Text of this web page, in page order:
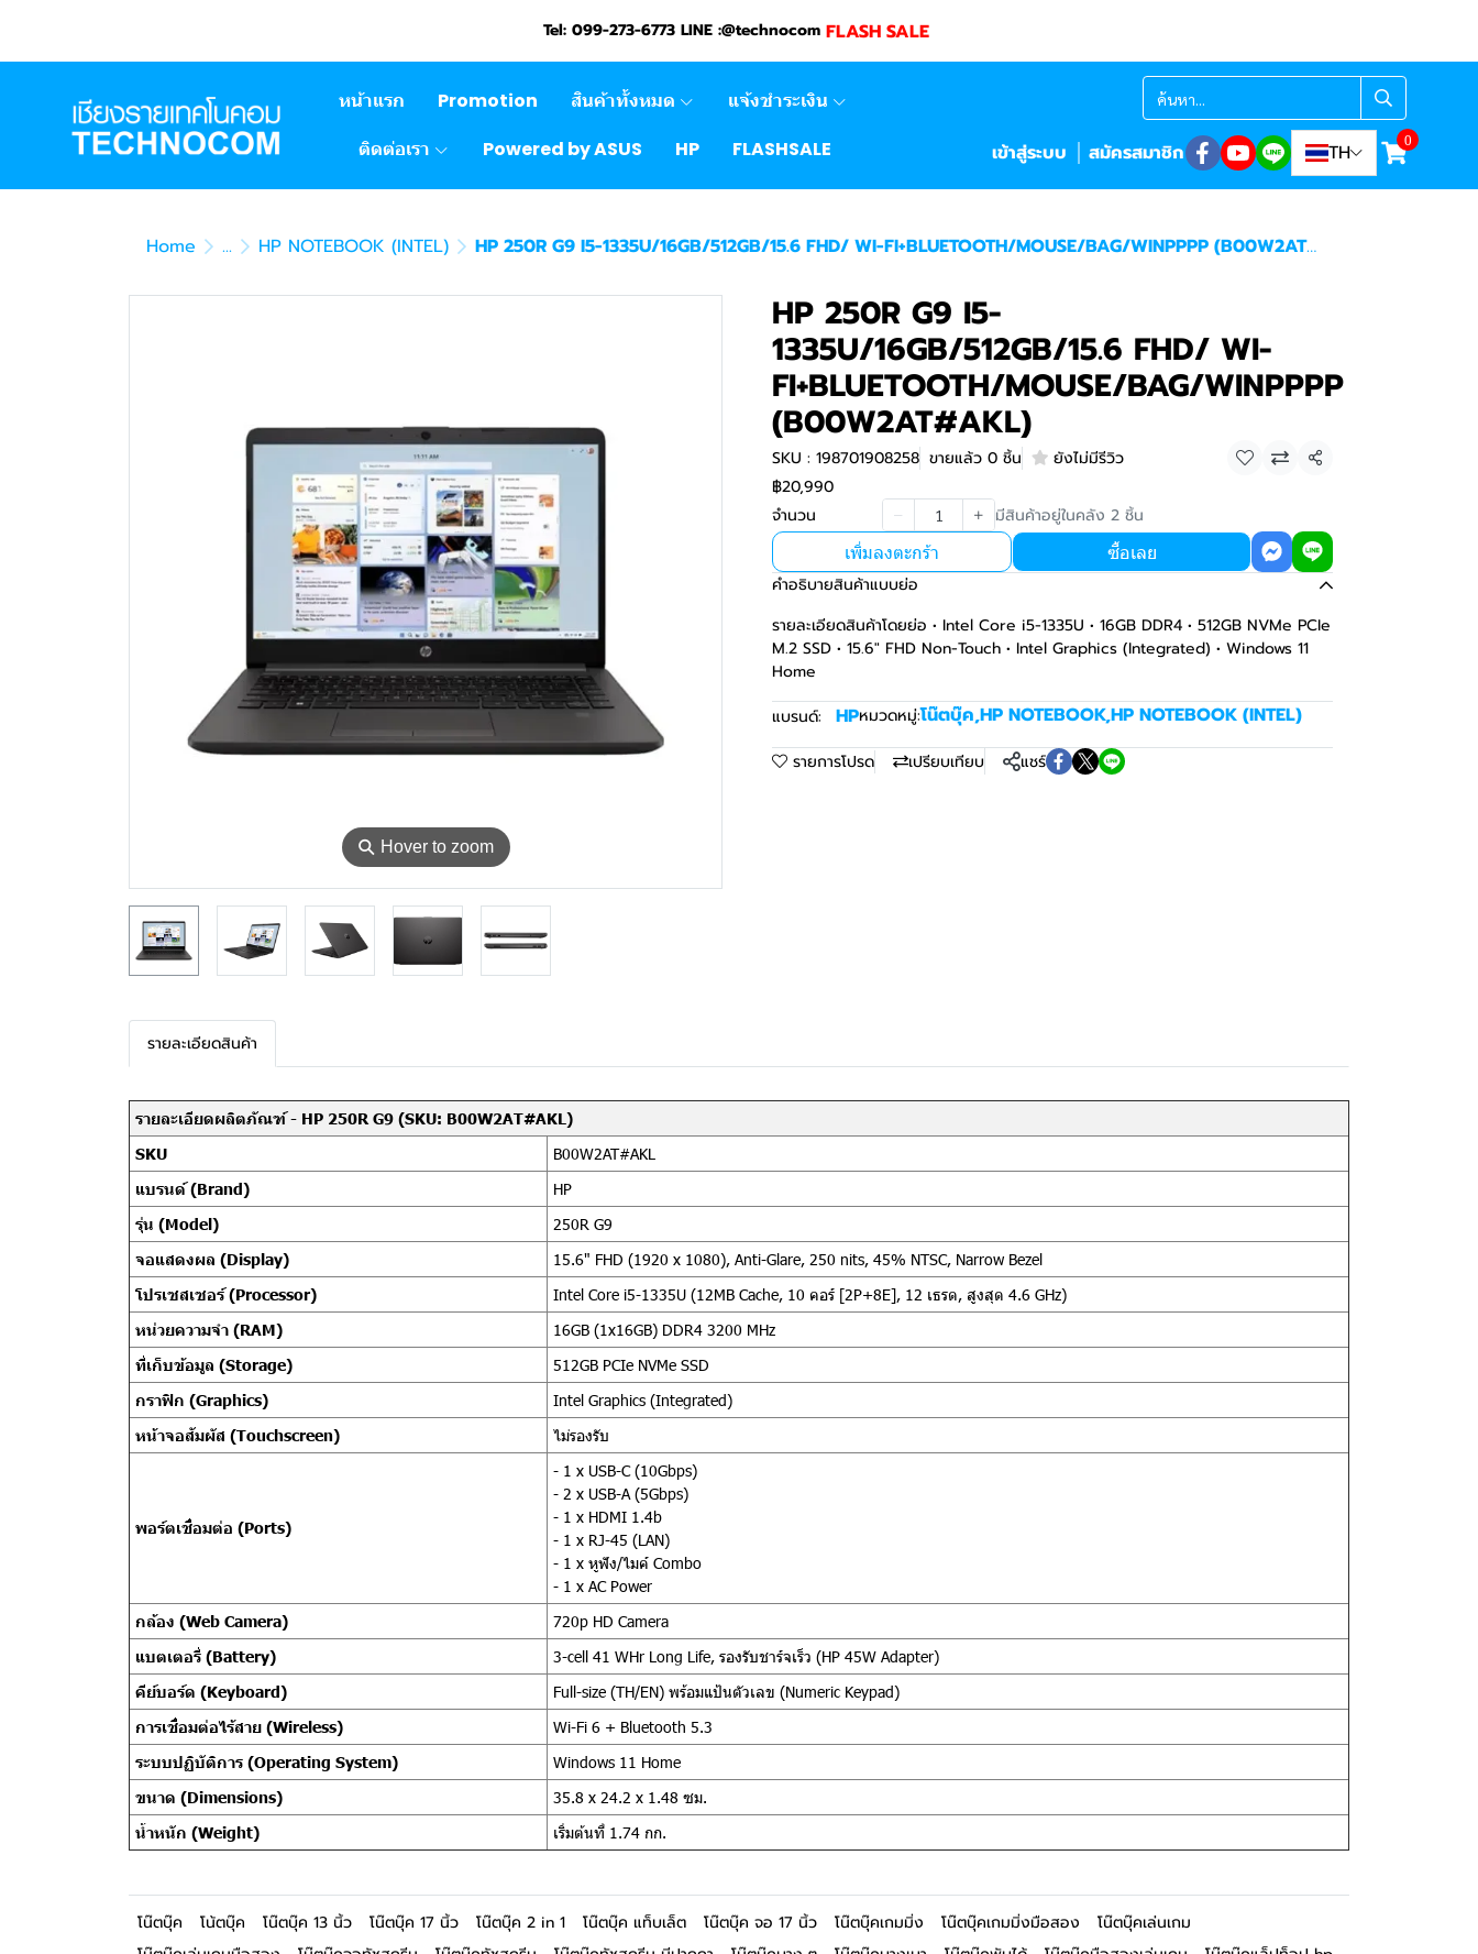
Tel: 099-273-6773 LINE :@technocom FLASH SALE
หน้าแรก Promotion สินค้าทั้งหมด
แจ้งชำระเงิน
ติดต่อเรา
Powered by ASUS HP FLASHSALE เข้าสู่ระบบ สมัครสมาชิก TH 0
Home ... HP NOTEBOOK (INTEL) HP 250R G9 I5-1335U/16GB/512GB/15.6 FHD/ WI-FI+BLUETOOTH/MOUSE/BAG/WINPPPP (B00W2AT#AKL)
⚲ Hover to zoom
HP 250R G9 I5-
1335U/16GB/512GB/15.6 FHD/ WI-
FI+BLUETOOTH/MOUSE/BAG/WINPPPP
(B00W2AT#AKL)
SKU : 198701908258 ขายแล้ว 0 ชิ้น ยังไม่มีรีวิว
แชร์
฿20,990
จำนวน
มีสินค้าอยู่ในคลัง 2 ชิ้น
เพิ่มลงตะกร้า
ซื้อเลย
คำอธิบายสินค้าแบบย่อ
รายละเอียดสินค้าโดยย่อ • Intel Core i5-1335U • 16GB DDR4 • 512GB NVMe PCIe
M.2 SSD • 15.6" FHD Non-Touch • Intel Graphics (Integrated) • Windows 11
Home
แบรนด์:
HPหมวดหมู่:โน๊ตบุ๊ค,HP NOTEBOOK,HP NOTEBOOK (INTEL)
รายการโปรด เปรียบเทียบ แชร์
รายละเอียดสินค้า
รายละเอียดผลิตภัณฑ์ - HP 250R G9 (SKU: B00W2AT#AKL)
SKU
B00W2AT#AKL
แบรนด์ (Brand) HP
รุ่น (Model) 250R G9
จอแสดงผล (Display) 15.6" FHD (1920 x 1080), Anti-Glare, 250 nits, 45% NTSC, Narrow Bezel
โปรเซสเซอร์ (Processor) Intel Core i5-1335U (12MB Cache, 10 คอร์ [2P+8E], 12 เธรด, สูงสุด 4.6 GHz)
หน่วยความจำ (RAM) 16GB (1x16GB) DDR4 3200 MHz
ที่เก็บข้อมูล (Storage) 512GB PCIe NVMe SSD
กราฟิก (Graphics) Intel Graphics (Integrated)
หน้าจอสัมผัส (Touchscreen) ไม่รองรับ
พอร์ตเชื่อมต่อ (Ports)
- 1 x USB-C (10Gbps)
- 2 x USB-A (5Gbps)
- 1 x HDMI 1.4b
- 1 x RJ-45 (LAN)
- 1 x หูฟัง/ไมค์ Combo
- 1 x AC Power
กล้อง (Web Camera) 720p HD Camera
แบตเตอรี่ (Battery) 3-cell 41 WHr Long Life, รองรับชาร์จเร็ว (HP 45W Adapter)
คีย์บอร์ด (Keyboard) Full-size (TH/EN) พร้อมแป้นตัวเลข (Numeric Keypad)
การเชื่อมต่อไร้สาย (Wireless) Wi-Fi 6 + Bluetooth 5.3
ระบบปฏิบัติการ (Operating System) Windows 11 Home
ขนาด (Dimensions) 35.8 x 24.2 x 1.48 ซม.
น้ำหนัก (Weight) เริ่มต้นที่ 1.74 กก.
โน๊ตบุ๊ค โน้ตบุ๊ค โน๊ตบุ๊ค 13 นิ้ว โน๊ตบุ๊ค 17 นิ้ว โน๊ตบุ๊ค 2 in 1 โน๊ตบุ๊ค แท็บเล็ต โน๊ตบุ๊ค จอ 17 นิ้ว โน๊ตบุ๊คเกมมิ่ง โน๊ตบุ๊คเกมมิ่งมือสอง
โน๊ตบุ๊คเล่นเกม